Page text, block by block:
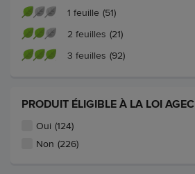
1 feuille (51)
2 feuilles (21)
3 feuilles (92)
PRODUIT ÉLIGIBLE À LA LOI AGEC
Oui (124)
Non (226)